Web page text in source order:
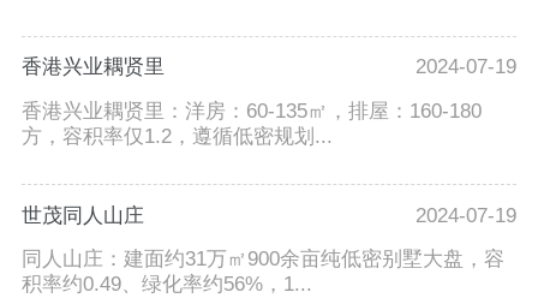
香港兴业耦贤里
2024-07-19
香港兴业耦贤里：洋房：60-135㎡，排屋：160-180
方，容积率仅1.2，遵循低密规划...
世茂同人山庄
2024-07-19
同人山庄：建面约31万㎡900余亩纯低密别墅大盘，容
积率约0.49、绿化率约56%，1...